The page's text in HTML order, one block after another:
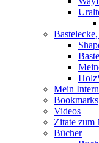
Mein
Bookmarks
Videos
Zitate zum
Bücher